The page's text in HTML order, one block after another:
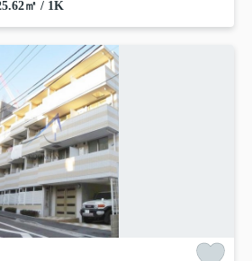
㎡ / 1K